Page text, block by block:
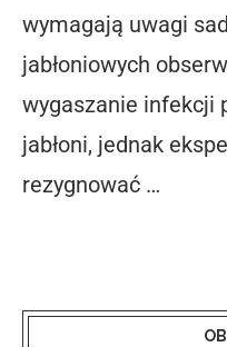
wymagają uwagi
jabłoniowych
wygaszanie infekcji
jabłoni, jednak
rezygnować …